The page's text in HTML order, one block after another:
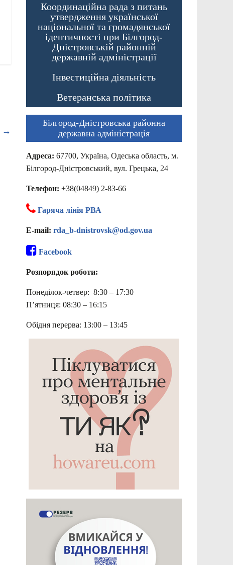
→
Координаційна рада з питань
утвердження української
національної та громадянської
ідентичності при Білгород-
Дністровській районній
державній адміністрації
Інвестиційна діяльність
Ветеранська політика
Білгород-Дністровська районна
державна адміністрація
Адреса: 67700, Україна, Одеська область, м.
Білгород-Дністровський, вул. Грецька, 24
Телефон: +38(04849) 2-83-66
Гаряча лінія РВА
E-mail: rda_b-dnistrovsk@od.gov.ua
Facebook
Розпорядок роботи:
Понеділок-четвер: 8:30 – 17:30
П’ятниця: 08:30 – 16:15
Обідня перерва: 13:00 – 13:45